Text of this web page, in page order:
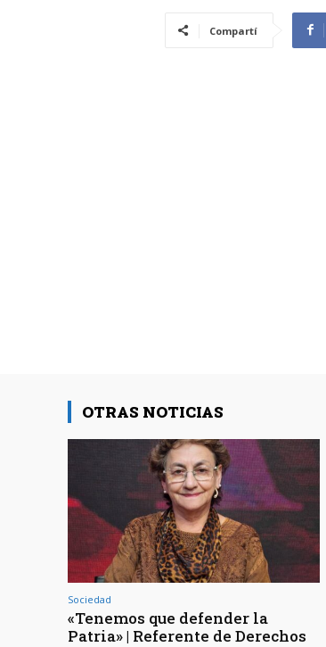
Compartí
OTRAS NOTICIAS
Sociedad
«Tenemos que defender la
Patria» | Referente de Derechos